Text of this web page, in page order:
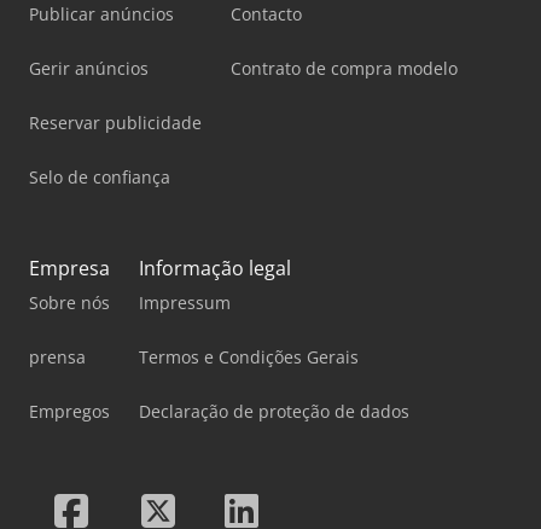
Publicar anúncios
Gerir anúncios
Reservar publicidade
Selo de confiança
Contacto
Contrato de compra modelo
Empresa
Sobre nós
prensa
Empregos
Informação legal
Impressum
Termos e Condições Gerais
Declaração de proteção de dados